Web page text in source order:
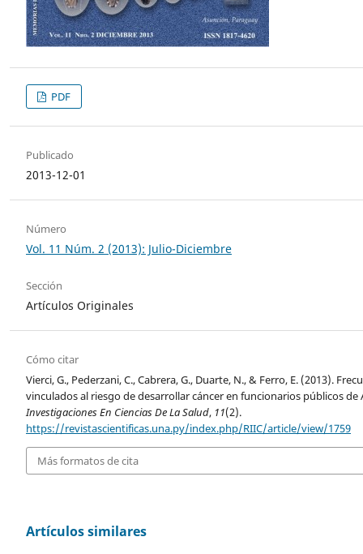
PDF
Publicado
2013-12-01
Número
Vol. 11 Núm. 2 (2013): Julio-Diciembre
Sección
Artículos Originales
Cómo citar
Vierci, G., Pederzani, C., Cabrera, G., Duarte, N., & Ferro, E. (2013).
vinculados al riesgo de desarrollar cáncer en funcionarios públicos de
Investigaciones En Ciencias De La Salud, 11(2).
https://revistascientificas.una.py/index.php/RIIC/article/view/1759
Más formatos de cita
Artículos similares